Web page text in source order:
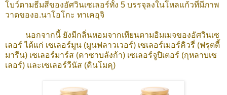
โบว์ตามธีมสีของอัศวินเซเลอร์ทั้ง 5 บรรจุลงในโหลแก้วที่มีภาพ
วาดของอ.นาโอโกะ ทาเคอุจิ
นอกจากนี้ ยังมีกลิ่นหอมจากเทียนตามอิมเมจของอัศวินเซ
เลอร์ ได้แก่ เซเลอร์มูน (มูนฟลาวเวอร์) เซเลอร์เมอร์คิวรี่ (ฟรุตตี้
มารีน) เซเลอร์มาร์ส (คาซาบลังก้า) เซเลอร์จูปิเตอร์ (กุหลาบเซ
เลอร์) และเซเลอร์วีนัส (คินโมคุ)